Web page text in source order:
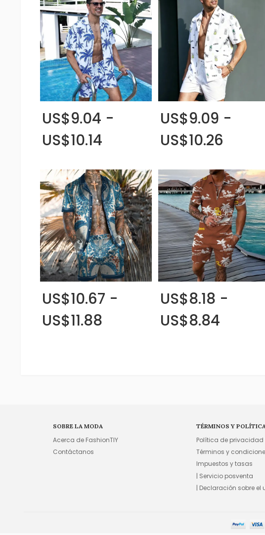
US$9.04 -
US$10.14
US$9.09 -
US$10.26
US$10.67 -
US$11.88
US$8.18 -
US$8.84
SOBRE LA MODA
Acerca de FashionTIY
Contáctanos
TÉRMINOS Y
Política de privacidad
Términos y
Impuestos y tasas
| Servicio posventa
| Declaración sobre el